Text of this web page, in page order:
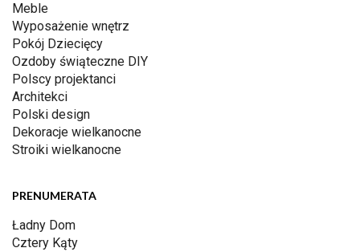
Meble
Wyposażenie wnętrz
Pokój Dziecięcy
Ozdoby świąteczne DIY
Polscy projektanci
Architekci
Polski design
Dekoracje wielkanocne
Stroiki wielkanocne
PRENUMERATA
Ładny Dom
Cztery Kąty